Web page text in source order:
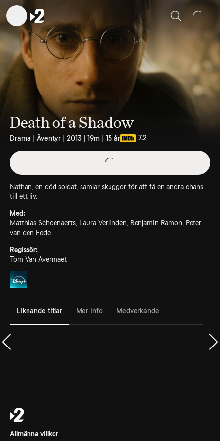
Sök
Death of a Shadow
Drama | Äventyr | 2013 | 19m | 15 år 7.2
Nathan, en död soldat, samlar skuggor för att få en andra chans
till ett liv.
Med:
Matthias Schoenaerts, Laura Verlinden, Benjamin Ramon, Peter
van den Eede
Regissör:
Tom Van Avermaet
Liknande titlar Mer info Medverkande
Allmänna villkor